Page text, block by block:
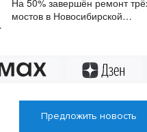
На 50% завершён ремонт
мостов в Новосибирской
Предложить новость